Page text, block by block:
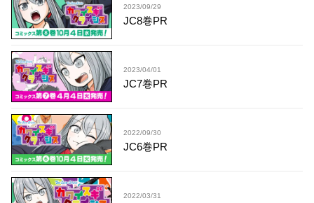
2023/09/29
JC8巻PR
2023/04/01
JC7巻PR
2022/09/30
JC6巻PR
2022/03/31